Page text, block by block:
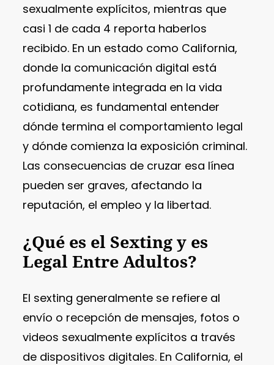
sexualmente explícitos, mientras que
casi 1 de cada 4 reporta haberlos
recibido. En un estado como California,
donde la comunicación digital está
profundamente integrada en la vida
cotidiana, es fundamental entender
dónde termina el comportamiento legal
y dónde comienza la exposición criminal.
Las consecuencias de cruzar esa línea
pueden ser graves, afectando la
reputación, el empleo y la libertad.
¿Qué es el Sexting y es
Legal Entre Adultos?
El sexting generalmente se refiere al
envío o recepción de mensajes, fotos o
videos sexualmente explícitos a través
de dispositivos digitales. En California, el